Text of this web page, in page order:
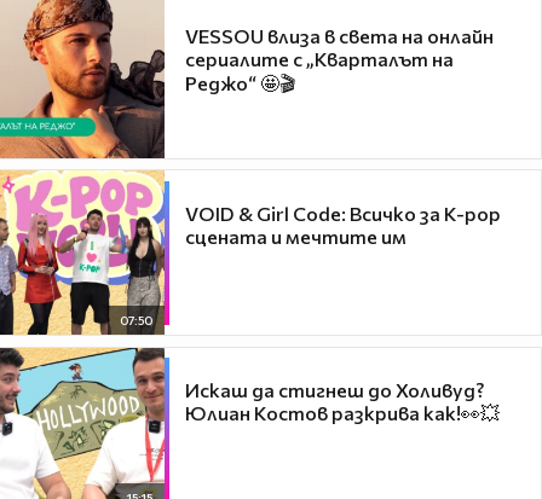
VESSOU влиза в света на онлайн
сериалите с „Кварталът на
Реджо“ 🤩🎬
07:50
VOID & Girl Code: Всичко за K-pop
сцената и мечтите им
Искаш да стигнеш до Холивуд?
Юлиан Костов разкрива как!👀💥